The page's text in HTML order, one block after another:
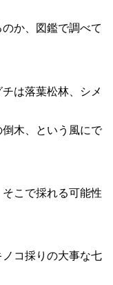
か、図鑑で調べて
は落葉松林、シメ
木、という風にで
こで採れる可能性
コ採りの大事な七